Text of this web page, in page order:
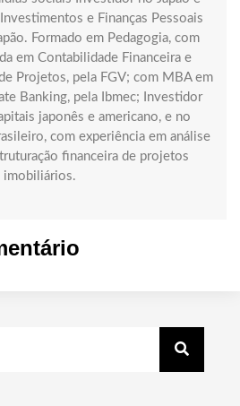
e Finanças Pessoais
Formado em Pedagogia, com
em Contabilidade Financeira e
Projetos, pela FGV; com MBA em
Banking, pela Ibmec; Investidor
japonês e americano, e no
com experiência em análise
financeira de projetos
imobiliários.